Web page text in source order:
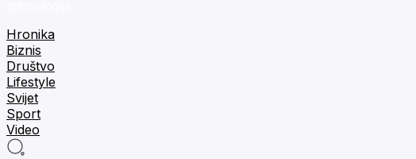
Hronika
Biznis
Društvo
Lifestyle
Svijet
Sport
Video